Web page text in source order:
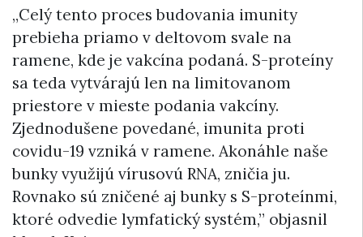
„Celý tento proces budovania imunity
prebieha priamo v deltovom svale na
ramene, kde je vakcína podaná. S-proteíny
sa teda vytvárajú len na limitovanom
priestore v mieste podania vakcíny.
Zjednodušene povedané, imunita proti
covidu-19 vzniká v ramene. Akonáhle naše
bunky využijú vírusovú RNA, zničia ju.
Rovnako sú zničené aj bunky s S-proteínmi,
ktoré odvedie lymfatický systém,” objasnil